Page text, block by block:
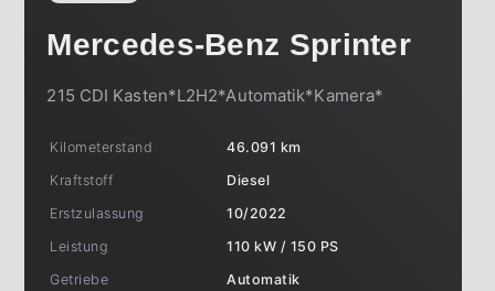
Mercedes-Benz Sprinter
215 CDI Kasten*L2H2*Automatik*Kamera*
Kilometerstand
46.091 km
Kraftstoff
Diesel
Erstzulassung
10/2022
Leistung
110 kW / 150 PS
Getriebe
Automatik